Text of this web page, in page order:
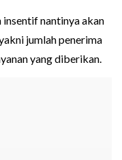
nantinya akan
jumlah penerima
yang diberikan.